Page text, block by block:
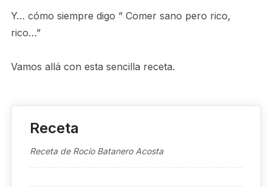
Y… cómo siempre digo ” Comer sano pero rico,
rico…”
Vamos allá con esta sencilla receta.
Receta
Receta de Rocio Batanero Acosta